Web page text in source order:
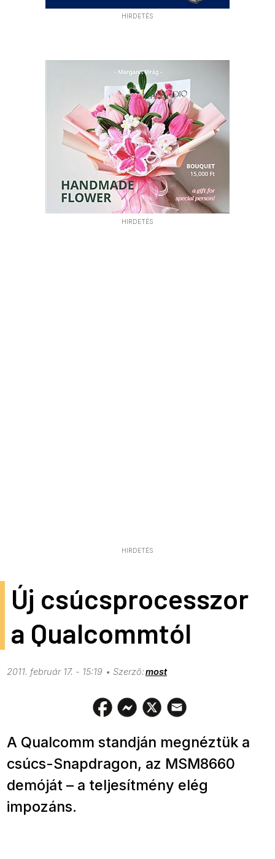
HIRDETÉS
HIRDETÉS
HIRDETÉS
Új csúcsprocesszor
a Qualcommtól
2011. február 17. - 15:19 most
A Qualcomm standján megnéztük a
csúcs-Snapdragon, az MSM8660
demóját – a teljesítmény elég
impozáns.